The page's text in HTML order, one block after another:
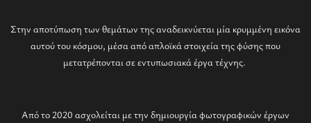
Στην αποτύπωση των θεμάτων της αναδεικνύεται μία κρυμμένη εικόνα
αυτού του κόσμου, μέσα από απλοϊκά στοιχεία της φύσης που
μετατρέπονται σε εντυπωσιακά έργα τέχνης.
Από το 2020 ασχολείται με την δημιουργία φωτογραφικών έργων